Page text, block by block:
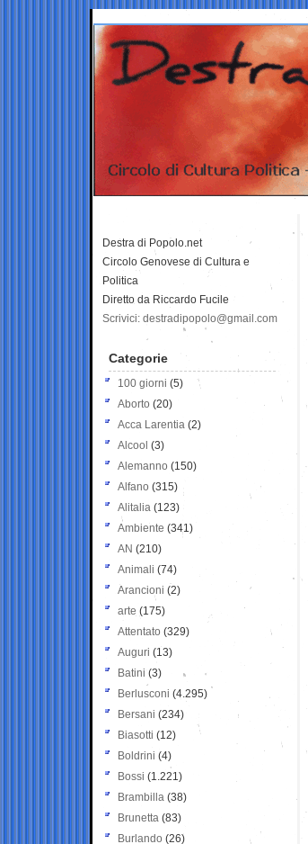
Destra di Popolo.net
Circolo Genovese di Cultura e
Politica
Diretto da Riccardo Fucile
Scrivici: destradipopolo@gmail.com
Categorie
100 giorni (5)
Aborto (20)
Acca Larentia (2)
Alcool (3)
Alemanno (150)
Alfano (315)
Alitalia (123)
Ambiente (341)
AN (210)
Animali (74)
Arancioni (2)
arte (175)
Attentato (329)
Auguri (13)
Batini (3)
Berlusconi (4.295)
Bersani (234)
Biasotti (12)
Boldrini (4)
Bossi (1.221)
Brambilla (38)
Brunetta (83)
Burlando (26)